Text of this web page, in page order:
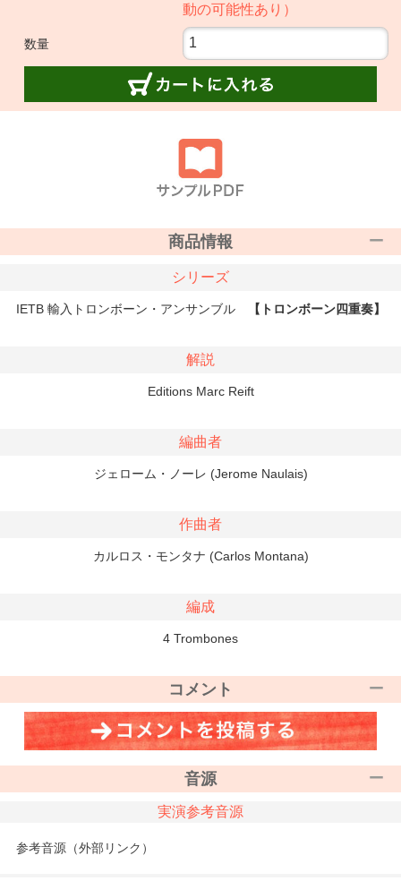
動の可能性あり）
数量
商品情報
シリーズ
IETB 輸入トロンボーン・アンサンブル 【トロンボーン四重奏】
解説
Editions Marc Reift
編曲者
ジェローム・ノーレ (Jerome Naulais)
作曲者
カルロス・モンタナ (Carlos Montana)
編成
4 Trombones
コメント
音源
実演参考音源
参考音源（外部リンク）